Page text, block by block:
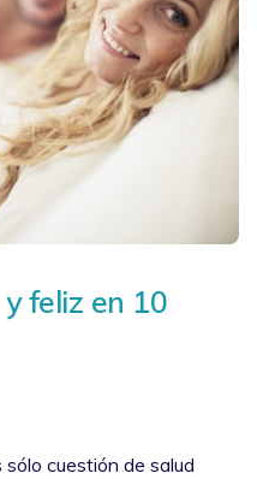
feliz en 10
cuestión de salud